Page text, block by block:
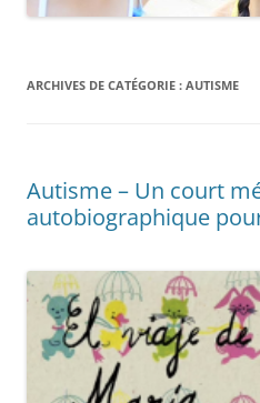
ARCHIVES DE CATÉGORIE : AUTISME
Autisme – Un court
autobiographique